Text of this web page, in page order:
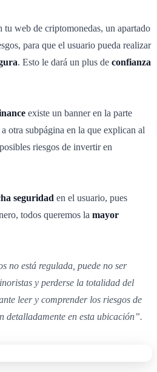
tu web de criptomonedas, un apartado
para que el usuario pueda realizar
. Esto le dará un plus de confianza
existe un banner en la parte
otra subpágina en la que explican al
riesgos de invertir en
seguridad en el usuario, pues
todos queremos la mayor
no está regulada, puede no ser
y perderse la totalidad del
leer y comprender los riesgos de
detalladamente en esta ubicación”.